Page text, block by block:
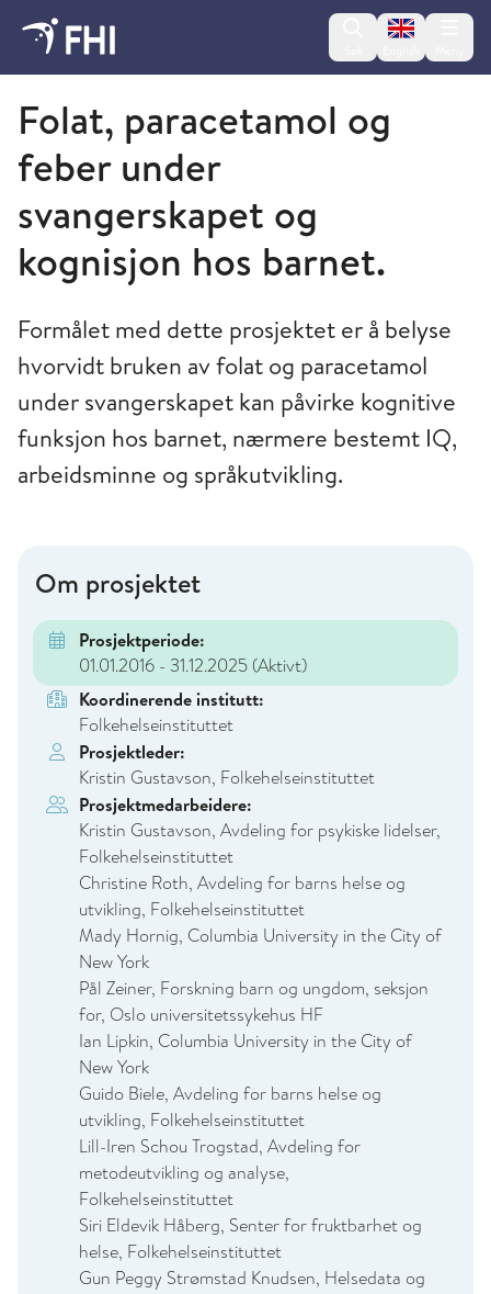
Change
Folkehelseinstituttet
Folat, paracetamol og
feber under
svangerskapet og
kognisjon hos barnet.
Formålet med dette prosjektet er å belyse
hvorvidt bruken av folat og paracetamol
under svangerskapet kan påvirke kognitive
funksjon hos barnet, nærmere bestemt IQ,
arbeidsminne og språkutvikling.
Om prosjektet
Prosjektperiode:
01.01.2016 - 31.12.2025 (Aktivt)
Koordinerende institutt:
Folkehelseinstituttet
Prosjektleder:
Kristin Gustavson, Folkehelseinstituttet
Prosjektmedarbeidere:
Kristin Gustavson, Avdeling for psykiske lidelser,
Folkehelseinstituttet
Christine Roth, Avdeling for barns helse og
utvikling, Folkehelseinstituttet
Mady Hornig, Columbia University in the City of
New York
Pål Zeiner, Forskning barn og ungdom, seksjon
for, Oslo universitetssykehus HF
Ian Lipkin, Columbia University in the City of
New York
Guido Biele, Avdeling for barns helse og
utvikling, Folkehelseinstituttet
Lill-Iren Schou Trogstad, Avdeling for
metodeutvikling og analyse,
Folkehelseinstituttet
Siri Eldevik Håberg, Senter for fruktbarhet og
helse, Folkehelseinstituttet
Gun Peggy Strømstad Knudsen, Helsedata og